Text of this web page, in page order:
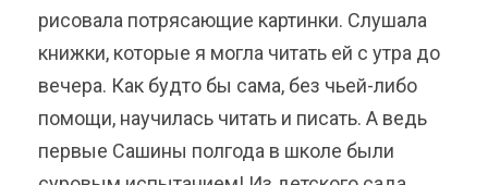
рисовала потрясающие картинки. Слушала
книжки, которые я могла читать ей с утра до
вечера. Как будто бы сама, без чьей-либо
помощи, научилась читать и писать. А ведь
первые Сашины полгода в школе были